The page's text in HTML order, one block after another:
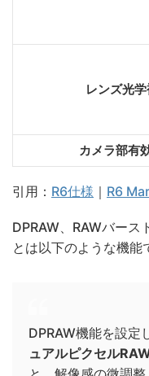
レンズ光
カメラ部有
引用： R6仕様 ｜ R6
DPRAW、RAWバース
とは以下のような機能
DPRAW機能を設定
ュアルピクセル